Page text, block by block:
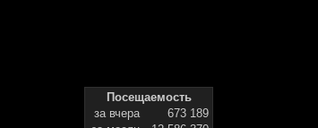
Посещаемость
за вчера
673 189